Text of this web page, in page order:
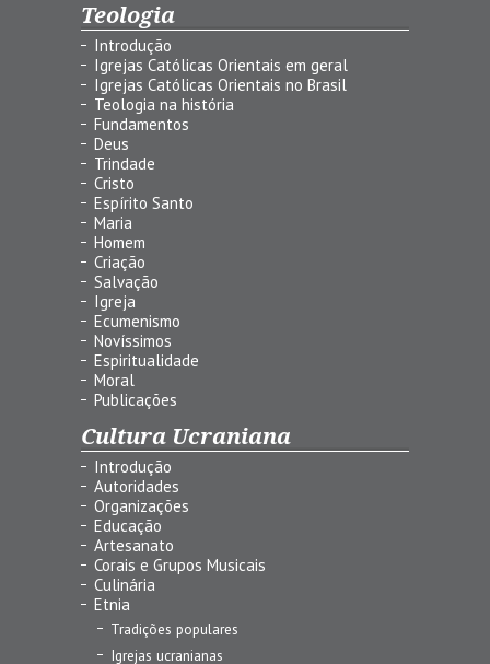
Teologia
Introdução
Igrejas Católicas Orientais em geral
Igrejas Católicas Orientais no Brasil
Teologia na história
Fundamentos
Deus
Trindade
Cristo
Espírito Santo
Maria
Homem
Criação
Salvação
Igreja
Ecumenismo
Novíssimos
Espiritualidade
Moral
Publicações
Cultura Ucraniana
Introdução
Autoridades
Organizações
Educação
Artesanato
Corais e Grupos Musicais
Culinária
Etnia
Tradições populares
Igrejas ucranianas